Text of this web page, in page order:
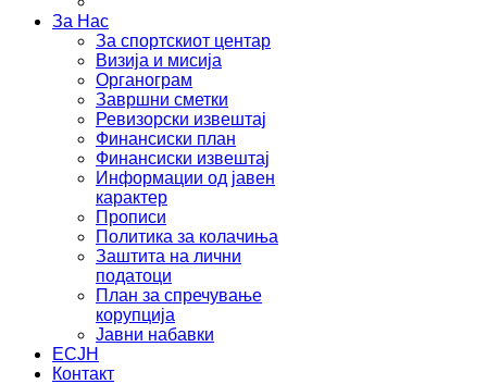
За Нас
За спортскиот центар
Визија и мисија
Органограм
Завршни сметки
Ревизорски извештај
Финансиски план
Финансиски извештај
Информации од јавен
карактер
Прописи
Политика за колачиња
Заштита на лични
податоци
План за спречување
корупција
Јавни набавки
ЕСЈН
Контакт